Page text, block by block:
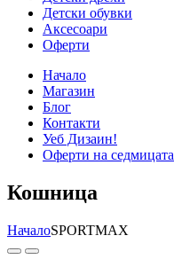
Детски обувки
Аксесоари
Оферти
Начало
Магазин
Блог
Контакти
Уеб Дизаин!
Оферти на седмицата
Кошница
НачалоSPORTMAX